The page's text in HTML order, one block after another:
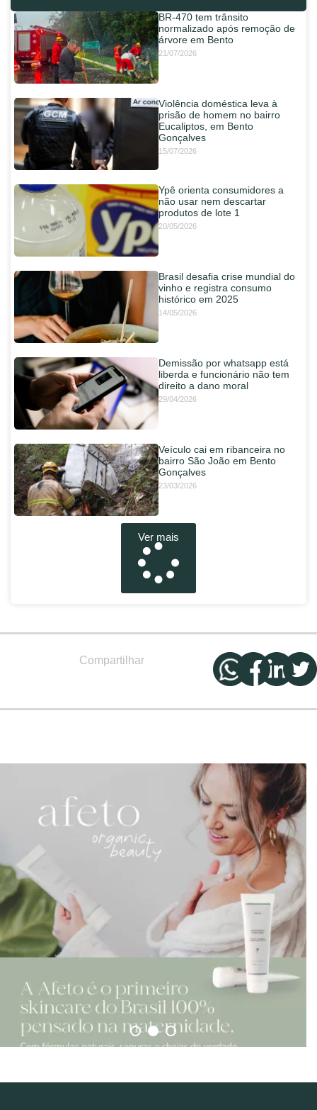
BR-470 tem trânsito
normalizado após remoção de
árvore em Bento
21/07/2026
Violência doméstica leva à
prisão de homem no bairro
Eucaliptos, em Bento
Gonçalves
15/07/2026
Ypê orienta consumidores a
não usar nem descartar
produtos de lote 1
20/05/2026
Brasil desafia crise mundial do
vinho e registra consumo
histórico em 2025
14/05/2026
Demissão por whatsapp está
liberda e funcionário não tem
direito a dano moral
29/04/2026
Veículo cai em ribanceira no
bairro São João em Bento
Gonçalves
23/03/2026
Ver mais
Compartilhar